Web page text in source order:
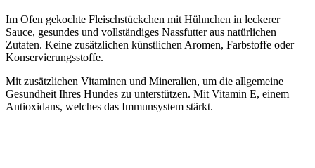
Im Ofen gekochte Fleischstückchen mit Hühnchen in leckerer
Sauce, gesundes und vollständiges Nassfutter aus natürlichen
Zutaten. Keine zusätzlichen künstlichen Aromen, Farbstoffe oder
Konservierungsstoffe.
Mit zusätzlichen Vitaminen und Mineralien, um die allgemeine
Gesundheit Ihres Hundes zu unterstützen. Mit Vitamin E, einem
Antioxidans, welches das Immunsystem stärkt.